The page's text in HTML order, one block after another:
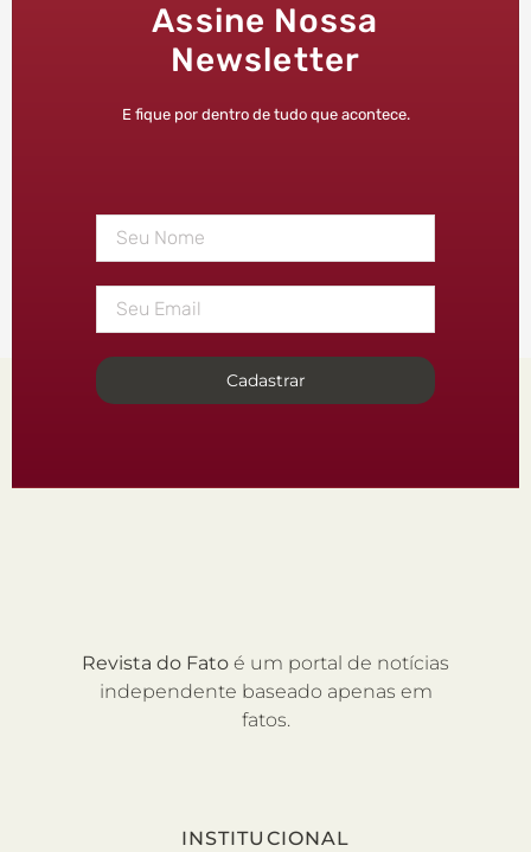
Assine Nossa
Newsletter
E fique por dentro de tudo que acontece.
Cadastrar
Revista do Fato é um portal de notícias
independente baseado apenas em
fatos.
INSTITUCIONAL